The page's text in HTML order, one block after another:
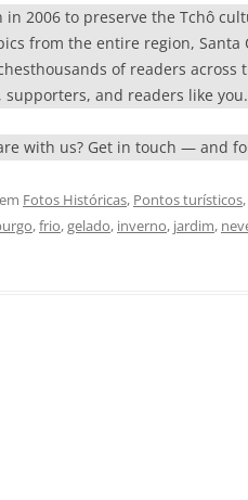
in 2006 to preserve the Tchô
from the entire region, Santa
of readers across
and readers like you.
with us? Get in touch — and
Fotos Históricas, Pontos turísticos,
,frio,gelado, inverno, jardim,